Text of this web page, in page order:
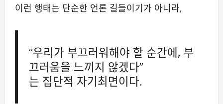
이런 행태는 단순한 언론 길들이기가 아니라,
“우리가 부끄러워해야 할 순간에, 부
끄러움을 느끼지 않겠다”
는 집단적 자기최면이다.